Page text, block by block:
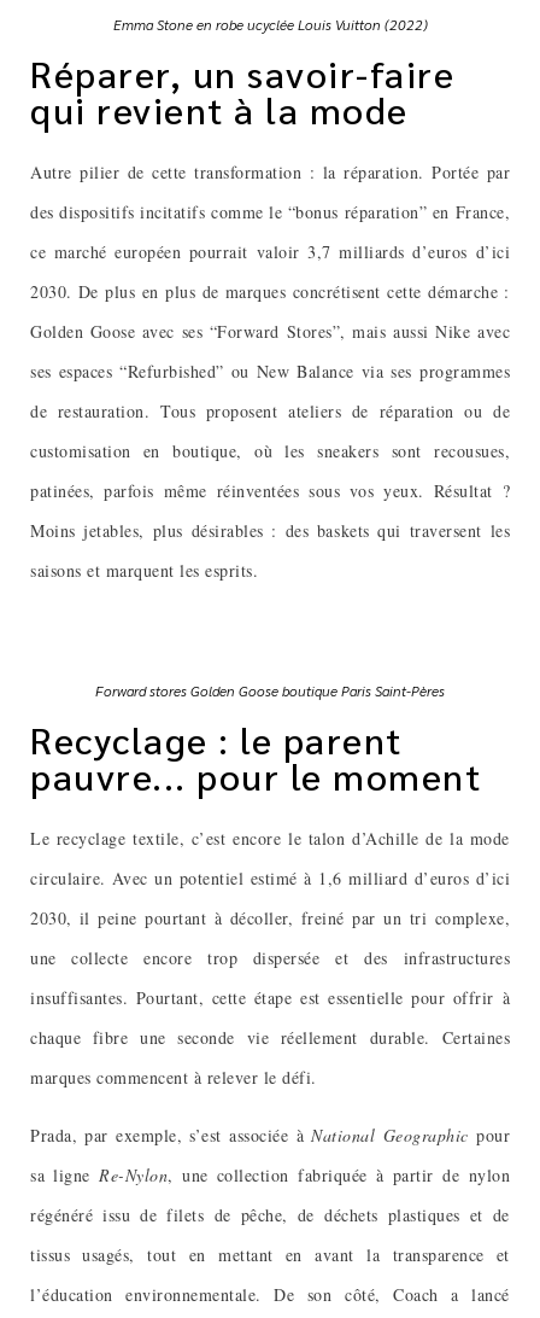
Emma Stone en robe ucyclée Louis Vuitton (2022)
Réparer, un savoir-faire
qui revient à la mode
Autre pilier de cette transformation : la réparation. Portée par
des dispositifs incitatifs comme le “bonus réparation” en France,
ce marché européen pourrait valoir 3,7 milliards d’euros d’ici
2030. De plus en plus de marques concrétisent cette démarche :
Golden Goose avec ses “Forward Stores”, mais aussi Nike avec
ses espaces “Refurbished” ou New Balance via ses programmes
de restauration. Tous proposent ateliers de réparation ou de
customisation en boutique, où les sneakers sont recousues,
patinées, parfois même réinventées sous vos yeux. Résultat ?
Moins jetables, plus désirables : des baskets qui traversent les
saisons et marquent les esprits.
Forward stores Golden Goose boutique Paris Saint-Pères
Recyclage : le parent
pauvre... pour le moment
Le recyclage textile, c’est encore le talon d’Achille de la mode
circulaire. Avec un potentiel estimé à 1,6 milliard d’euros d’ici
2030, il peine pourtant à décoller, freiné par un tri complexe,
une collecte encore trop dispersée et des infrastructures
insuffisantes. Pourtant, cette étape est essentielle pour offrir à
chaque fibre une seconde vie réellement durable. Certaines
marques commencent à relever le défi.
Prada, par exemple, s’est associée àNational Geographic pour
sa ligneRe-Nylon, une collection fabriquée à partir de nylon
régénéré issu de filets de pêche, de déchets plastiques et de
tissus usagés, tout en mettant en avant la transparence et
l’éducation environnementale. De son côté, Coach a lancé